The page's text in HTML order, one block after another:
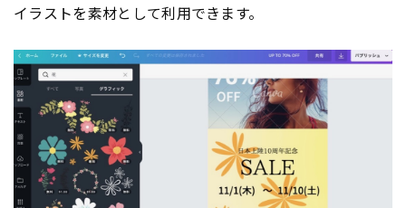
イラストを素材として利用できます。